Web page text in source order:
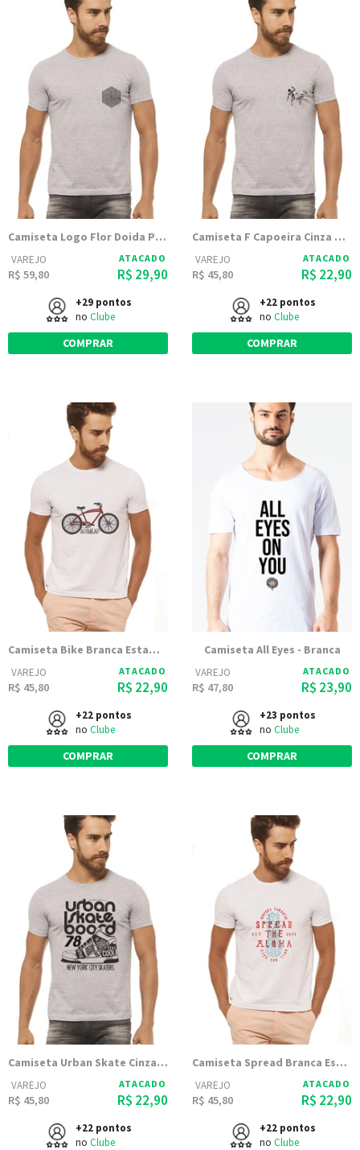
Camiseta Logo Flor Doida Pequena Cinza Mescla Estampada
VAREJO
R$ 59,80
ATACADO
R$ 29,90
+29 pontos
no Clube
COMPRAR
Camiseta F Capoeira Cinza Mescla Estampada
VAREJO
R$ 45,80
ATACADO
R$ 22,90
+22 pontos
no Clube
COMPRAR
Camiseta Bike Branca Estampada
VAREJO
R$ 45,80
ATACADO
R$ 22,90
+22 pontos
no Clube
COMPRAR
Camiseta All Eyes - Branca
VAREJO
R$ 47,80
ATACADO
R$ 23,90
+23 pontos
no Clube
COMPRAR
Camiseta Urban Skate Cinza Mescla Estampada
VAREJO
R$ 45,80
ATACADO
R$ 22,90
+22 pontos
no Clube
Camiseta Spread Branca Estampada
VAREJO
R$ 45,80
ATACADO
R$ 22,90
+22 pontos
no Clube